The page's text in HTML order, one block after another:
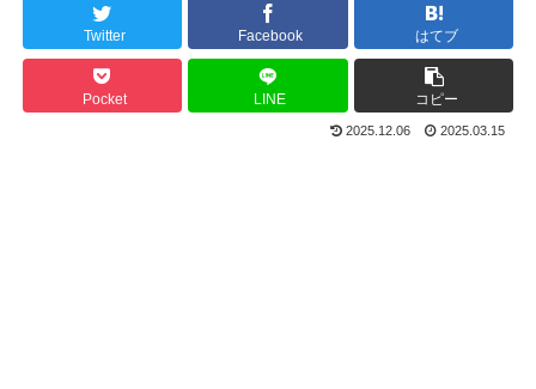
Twitter Facebook はてブ
Pocket LINE コピー
2025.12.06 2025.03.15